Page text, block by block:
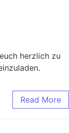
herzlich zu
Read More